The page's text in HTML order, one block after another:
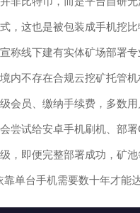
，这也是被包装成手机挖
称线下建有实体矿场部署
内不存在合规云挖矿托管
会员、缴纳手续费，多数
尝试给安卓手机刷机、部
，即便完整部署成功，矿
单台手机需要数十年才能